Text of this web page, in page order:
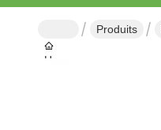
Haus
Produits